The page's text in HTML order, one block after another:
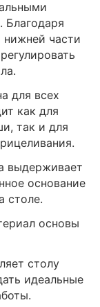
части
для всех
как для
так и для
выдерживает
основание
столе.
основы
столу
идеальные